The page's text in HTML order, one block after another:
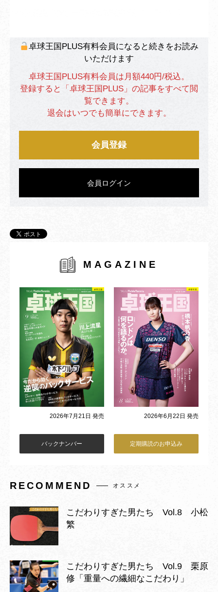
卓球王国PLUS有料会員になると続きをお読み
いただけます
卓球王国PLUS有料会員は月額440円/税込。
登録すると「卓球王国PLUS」の記事をすべて閲
覧できます。
退会はいつでも簡単にできます。
会員登録
会員ログイン
MAGAZINE
2026年7月21日 発売 2026年6月22日 発売
バックナンバー 定期購読のお申込み
RECOMMEND オススメ
こだわりすぎた男たち Vol.8 小松
繁
こだわりすぎた男たち Vol.9 栗原
修「重量への繊細なこだわり」